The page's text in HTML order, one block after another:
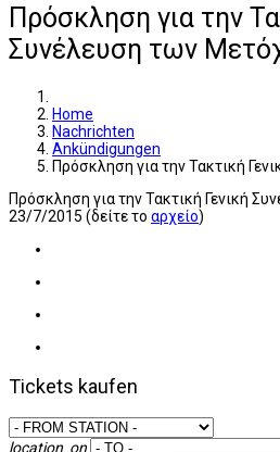
Πρόσκληση για την
Συνέλευση των
Home
Nachrichten
Ankündigungen
Πρόσκληση για την Τακτική
Πρόσκληση για την Τακτική Γενική
23/7/2015 (δείτε το αρχείο)
Tickets kaufen
location_on